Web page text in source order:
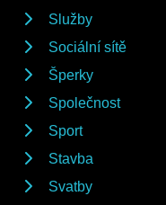
Služby
Sociální sítě
Šperky
Společnost
Sport
Stavba
Svatby